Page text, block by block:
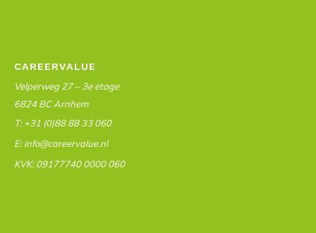
CAREERVALUE
Velperweg 27 – 3e etage
6824 BC Arnhem
T: +31 (0)88 88 33 060
E: info@careervalue.nl
KVK: 09177740 0000 060